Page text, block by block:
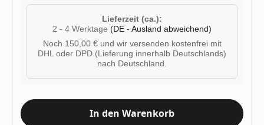
Lieferzeit (ca.):
2 - 4 Werktage (DE - Ausland abweichend)
Noch 150,00 € und wir versenden kostenfrei mit
DHL oder DPD (Lieferung innerhalb Deutschlands)
nach Deutschland.
In den Warenkorb